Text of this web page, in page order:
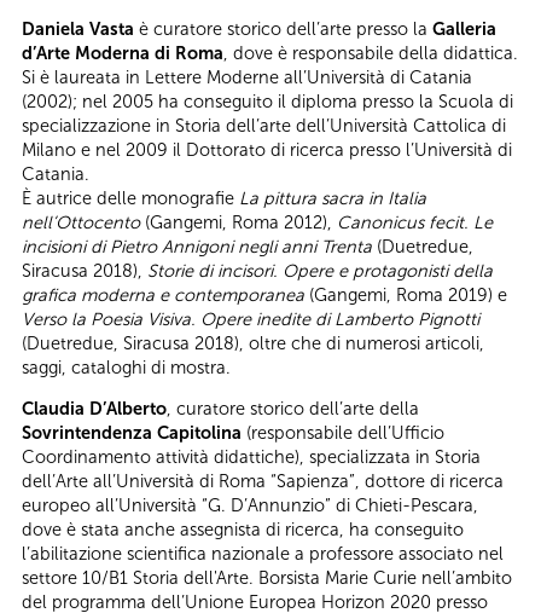
Daniela Vasta è curatore storico dell’arte presso la Galleria
d’Arte Moderna di Roma, dove è responsabile della didattica.
Si è laureata in Lettere Moderne all’Università di Catania
(2002); nel 2005 ha conseguito il diploma presso la Scuola di
specializzazione in Storia dell’arte dell’Università Cattolica di
Milano e nel 2009 il Dottorato di ricerca presso l’Università di
Catania.
È autrice delle monografie La pittura sacra in Italia
nell’Ottocento(Gangemi, Roma 2012), Canonicus fecit. Le
incisioni di Pietro Annigoni negli anni Trenta (Duetredue,
Siracusa 2018), Storie di incisori. Opere e protagonisti della
grafica moderna e contemporanea (Gangemi, Roma 2019) e
Verso la Poesia Visiva. Opere inedite di Lamberto Pignotti
(Duetredue, Siracusa 2018), oltre che di numerosi articoli,
saggi, cataloghi di mostra.
Claudia D’Alberto, curatore storico dell’arte della
Sovrintendenza Capitolina (responsabile dell’Ufficio
Coordinamento attività didattiche), specializzata in Storia
dell’Arte all’Università di Roma “Sapienza”, dottore di ricerca
europeo all’Università “G. D’Annunzio” di Chieti-Pescara,
dove è stata anche assegnista di ricerca, ha conseguito
l’abilitazione scientifica nazionale a professore associato nel
settore 10/B1 Storia dell'Arte. Borsista Marie Curie nell’ambito
del programma dell’Unione Europea Horizon 2020 presso